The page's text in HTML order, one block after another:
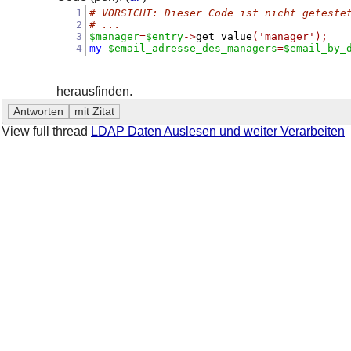
1
2
3
4
# VORSICHT: Dieser Code ist nicht getestet
# ...
$manager=$entry->get_value ( 'manager' );
my
$email_adresse_des_managers=
herausfinden.
View full thread LDAP Daten Auslesen und weiter Verarbeiten